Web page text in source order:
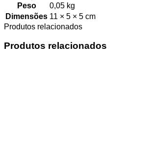
Peso
0,05 kg
Dimensões 11 × 5 × 5 cm
Produtos relacionados
Produtos relacionados